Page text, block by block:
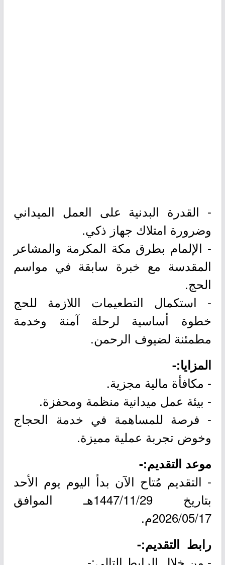
- القدرة البدنية على العمل الميداني
وضرورة امتلاك جهاز ذكي.
- الإلمام بطرق مكة المكرمة والمشاعر
المقدسة مع خبرة سابقة في مواسم
الحج.
- استكمال التطعيمات اللازمة للحج
خطوة أساسية لرحلة آمنة وخدمة
مطمئنة لضيوف الرحمن.
المزايا:-
- مكافأة مالية مجزية.
- بيئة عمل ميدانية منظمة ومحفزة.
- فرصة للمساهمة في خدمة الحجاج
وخوض تجربة عملية مميزة.
موعد التقديم:-
- التقديم مُتاح الآن بدأ اليوم يوم الأحد
بتاريخ 1447/11/29هـ الموافق
2026/05/17م.
رابط التقديم:-